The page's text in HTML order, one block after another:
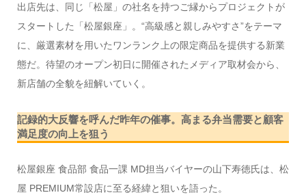
出店先は、同じ「松屋」の社名を持つご縁からプロジェクトが
スタートした「松屋銀座」。“高級感と親しみやすさ”をテーマ
に、厳選素材を用いたワンランク上の限定商品を提供する新業
態だ。待望のオープン初日に開催されたメディア取材会から、
新店舗の全貌を紐解いていく。
記録的大反響を呼んだ昨年の催事。高まる弁当需要と顧客
満足度の向上を狙う
松屋銀座 食品部 食品一課 MD担当バイヤーの山下寿徳氏は、松
屋 PREMIUM常設店に至る経緯と狙いを語った。